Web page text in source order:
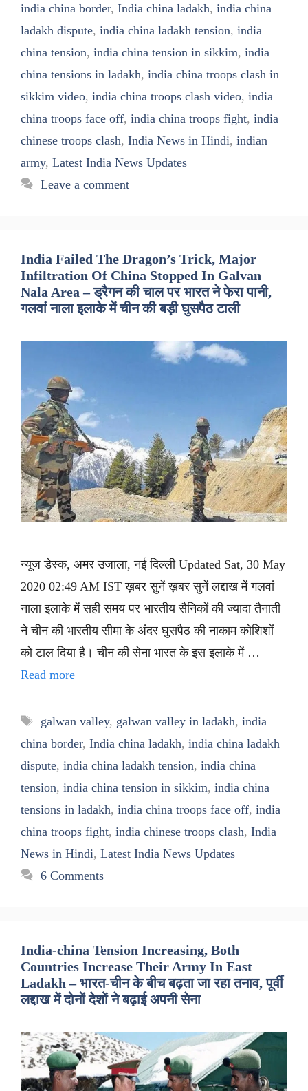
india china border, India china ladakh, india china
ladakh dispute, india china ladakh tension, india
china tension, india china tension in sikkim, india
china tensions in ladakh, india china troops clash in
sikkim video, india china troops clash video, india
china troops face off, india china troops fight, india
chinese troops clash, India News in Hindi, indian
army, Latest India News Updates
Leave a comment
India Failed The Dragon’s Trick, Major
Infiltration Of China Stopped In Galvan
Nala Area – ड्रैगन की चाल पर भारत ने फेरा पानी,
गलवां नाला इलाके में चीन की बड़ी घुसपैठ टाली
न्यूज डेस्क, अमर उजाला, नई दिल्ली Updated Sat, 30 May
2020 02:49 AM IST ख़बर सुनें ख़बर सुनें लद्दाख में गलवां
नाला इलाके में सही समय पर भारतीय सैनिकों की ज्यादा तैनाती
ने चीन की भारतीय सीमा के अंदर घुसपैठ की नाकाम कोशिशों
को टाल दिया है। चीन की सेना भारत के इस इलाके में …
Read more
Tags
galwan valley, galwan valley in ladakh, india
china border, India china ladakh, india china ladakh
dispute, india china ladakh tension, india china
tension, india china tension in sikkim, india china
tensions in ladakh, india china troops face off, india
china troops fight, india chinese troops clash, India
News in Hindi, Latest India News Updates
6 Comments
India-china Tension Increasing, Both
Countries Increase Their Army In East
Ladakh – भारत-चीन के बीच बढ़ता जा रहा तनाव, पूर्वी
लद्दाख में दोनों देशों ने बढ़ाई अपनी सेना